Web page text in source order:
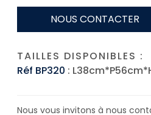
NOUS CONTACTER
TAILLES DISPONIBLES :
Réf BP320 :
Nous vous invitons à nous